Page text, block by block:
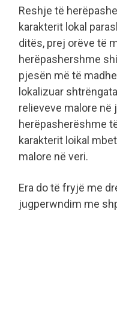
Reshje të
karakterit lokal
ditës, prej orëve të
herëpashershme
pjesën më të
lokalizuar
relieveve malore në
herëpasherëshme
karakterit loikal
malore në veri.
Era do të fryjë me
jugperwndim me